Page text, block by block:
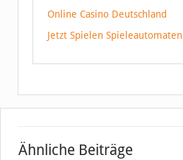
Online Casino Deutschland
Jetzt Spielen Spieleautomaten
Ähnliche Beiträge